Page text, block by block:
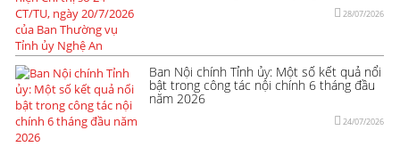
28/07/2026
Ban Nội chính Tỉnh ủy: Một số kết quả nổi
bật trong công tác nội chính 6 tháng đầu
năm 2026
24/07/2026